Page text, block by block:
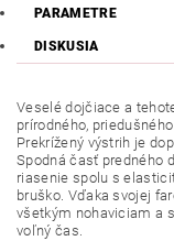
PARAMETRE
DISKUSIA
Veselé dojčiace a
prírodného, priedušného
Prekrížený výstrih je
Spodná časť predného
riasenie spolu s
bruško. Vďaka svojej
všetkým nohaviciam a
voľný čas.